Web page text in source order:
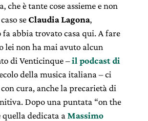
è tante cose assieme e non
seClaudia Lagona,
fa abbia trovato casa qui. A fare
lei non ha mai avuto alcun
di Venticinque –il podcast di
della musica italiana – ci
cura, anche la precarietà di
Dopo una puntata “on the
quella dedicata a Massimo